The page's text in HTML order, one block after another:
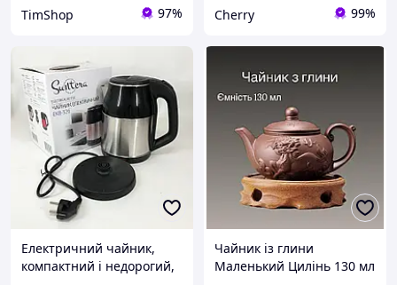
TimShop 97% Cherry 99%
Електричний чайник,
компактний і недорогий,
Чайник із глини
Маленький Цилінь 130 мл